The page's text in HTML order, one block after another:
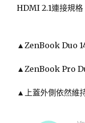
HDMI 2.1連接規格
▲ZenBook Duo
▲ZenBook Pro
▲上蓋外側依然維